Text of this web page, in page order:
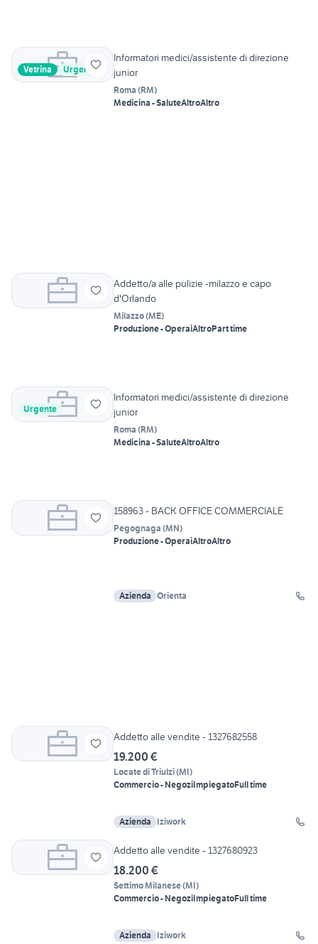
Vetrina Urgente
Informatori medici/assistente di direzione
junior
Roma (RM)
Medicina - SaluteAltroAltro
Addetto/a alle pulizie -milazzo e capo
d'Orlando
Milazzo(ME)
Produzione - OperaiAltroPart time
Urgente
Informatori medici/assistente di direzione
junior
Roma (RM)
Medicina - SaluteAltroAltro
158963 - BACK OFFICE COMMERCIALE
Pegognaga (MN)
Produzione - OperaiAltroAltro
Azienda Orienta
Addetto alle vendite - 1327682558
19.200 €
Locate di Triulzi(MI)
Commercio - NegoziImpiegatoFull time
Azienda Iziwork
Addetto alle vendite - 1327680923
18.200 €
Settimo Milanese(MI)
Commercio - NegoziImpiegatoFull time
Azienda Iziwork